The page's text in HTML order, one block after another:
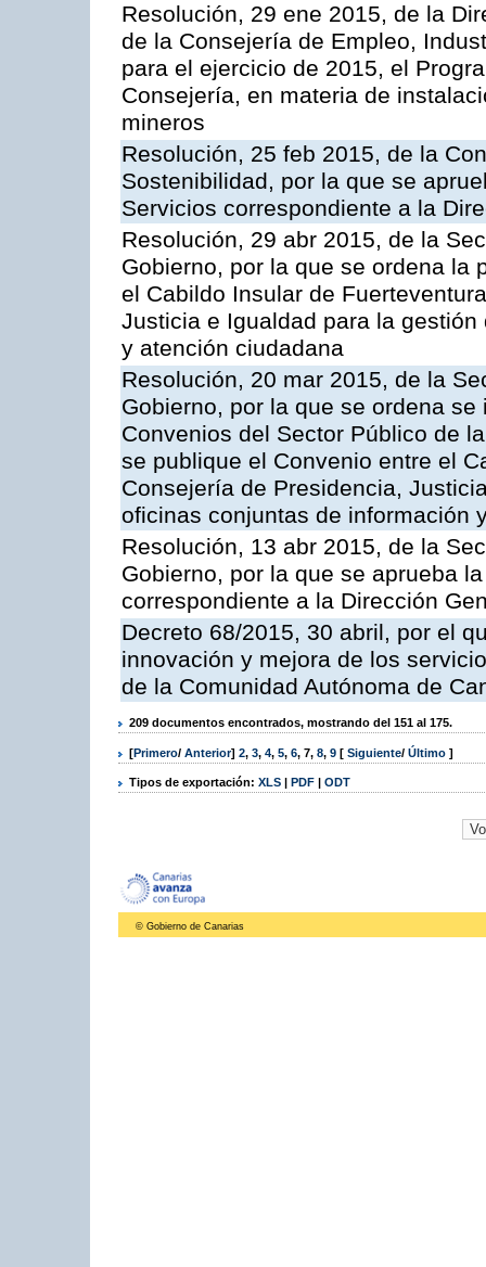
Resolución, 29 ene 2015, de la
de la Consejería de Empleo,
para el ejercicio de 2015, el
Consejería, en materia de
mineros
Resolución, 25 feb 2015, de la
Sostenibilidad, por la que se
Servicios correspondiente a la
Resolución, 29 abr 2015, de la
Gobierno, por la que se ordena la
el Cabildo Insular de
Justicia e Igualdad para la
y atención ciudadana
Resolución, 20 mar 2015, de la
Gobierno, por la que se ordena
Convenios del Sector Público de
se publique el Convenio entre el
Consejería de Presidencia,
oficinas conjuntas de información
Resolución, 13 abr 2015, de la
Gobierno, por la que se aprueba
correspondiente a la Dirección
Decreto 68/2015, 30 abril, por el
innovación y mejora de los
de la Comunidad Autónoma de
209 documentos encontrados, mostrando del 151 al 175.
[Primero/ Anterior] 2, 3, 4, 5, 6, 7, 8, 9 [ Siguiente/ Último ]
Tipos de exportación: XLS | PDF | ODT
© Gobierno de Canarias